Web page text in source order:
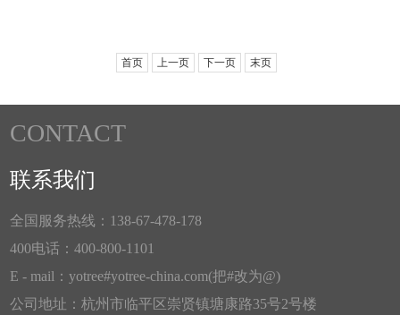
首页 上一页 下一页 末页
CONTACT
联系我们
全国服务热线：138-67-478-178
400电话：400-800-1101
E - mail：yotree#yotree-china.com(把#改为@)
公司地址：杭州市临平区崇贤镇塘康路35号2号楼